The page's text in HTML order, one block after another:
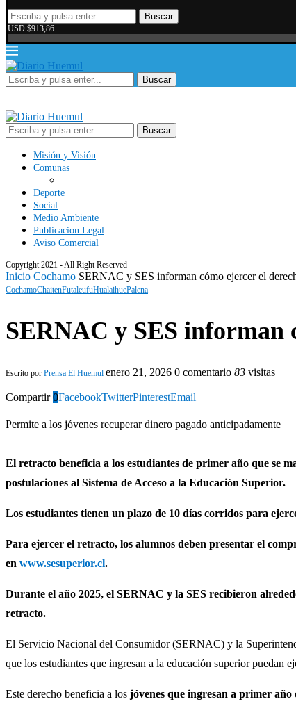
Buscar
USD $913,86
Buscar
Buscar
Misión y Visión
Comunas
Deporte
Social
Medio Ambiente
Publicacion Legal
Aviso Comercial
Copyright 2021 - All Right Reserved
Inicio Cochamo SERNAC y SES informan cómo ejercer el
CochamoChaitenFutaleufuHualaihuePalena
SERNAC y SES informan
Escrito por Prensa El Huemul enero 21, 2026 0 comentario 83 visitas
Compartir 0FacebookTwitterPinterestEmail
Permite a los jóvenes recuperar dinero pagado anticipadamente
El retracto beneficia a los estudiantes de primer año que se
postulaciones al Sistema de Acceso a la Educación Superior.
Los estudiantes tienen un plazo de 10 días corridos para
Para ejercer el retracto, los alumnos deben presentar el
en www.sesuperior.cl.
Durante el año 2025, el SERNAC y la SES recibieron
retracto.
El Servicio Nacional del Consumidor (SERNAC) y la
que los estudiantes que ingresan a la educación superior puedan
Este derecho beneficia a los jóvenes que ingresan a primer